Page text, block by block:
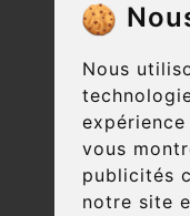
Nous
vous
publicités
notre site